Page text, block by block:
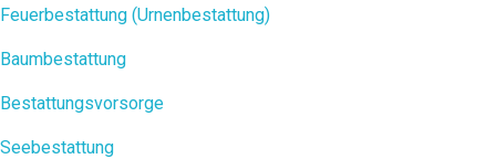
Feuerbestattung (Urnenbestattung)
Baumbestattung
Bestattungsvorsorge
Seebestattung